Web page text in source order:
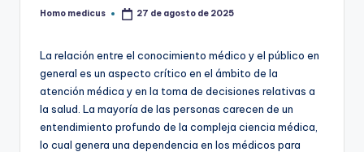
Publicado
Homo medicus 27 de agosto de 2025
La relación entre el conocimiento médico y el público en
general es un aspecto crítico en el ámbito de la
atención médica y en la toma de decisiones relativas a
la salud. La mayoría de las personas carecen de un
entendimiento profundo de la compleja ciencia médica,
lo cual genera una dependencia en los médicos para